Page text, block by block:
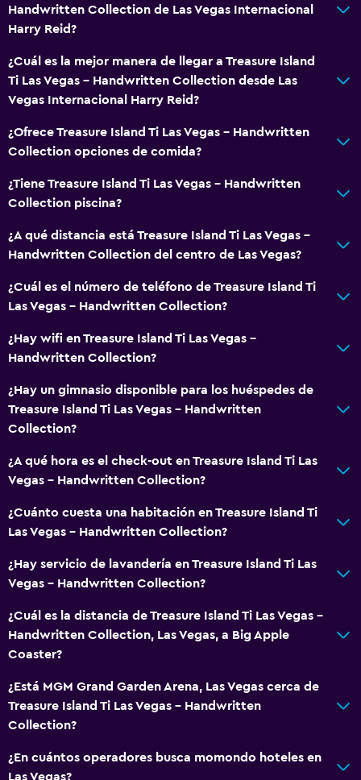
General
Habitaciones familiares
Zona de estar
Posibilidad de habitaciones conectadas
Vista a punto de interés
Teléfono
Alfombrado
Vista a la montaña
Espacio de almacenamiento
Baño
Ducha
Baño pequeño adicional
Tina de baño
Bañera de hidromasaje
Secador de pelo
Aseo
Baño privado
Servicios básicos
Wifi gratis
Artículos de aseo gratis
Calefacción
Adaptador
Aire acondicionado
Papeleras
Piscina y spa
Masajes
Handwritten Collection de Las Vegas Internacional
Harry Reid?
¿Cuál es la mejor manera de llegar a Treasure Island
Ti Las Vegas - Handwritten Collection desde Las
Vegas Internacional Harry Reid?
¿Ofrece Treasure Island Ti Las Vegas - Handwritten
Collection opciones de comida?
¿Tiene Treasure Island Ti Las Vegas - Handwritten
Collection piscina?
¿A qué distancia está Treasure Island Ti Las Vegas -
Handwritten Collection del centro de Las Vegas?
¿Cuál es el número de teléfono de Treasure Island Ti
Las Vegas - Handwritten Collection?
¿Hay wifi en Treasure Island Ti Las Vegas -
Handwritten Collection?
¿Hay un gimnasio disponible para los huéspedes de
Treasure Island Ti Las Vegas - Handwritten
Collection?
¿A qué hora es el check-out en Treasure Island Ti Las
Vegas - Handwritten Collection?
¿Cuánto cuesta una habitación en Treasure Island Ti
Las Vegas - Handwritten Collection?
¿Hay servicio de lavandería en Treasure Island Ti Las
Vegas - Handwritten Collection?
¿Cuál es la distancia de Treasure Island Ti Las Vegas -
Handwritten Collection, Las Vegas, a Big Apple
Coaster?
¿Está MGM Grand Garden Arena, Las Vegas cerca de
Treasure Island Ti Las Vegas - Handwritten
Collection?
¿En cuántos operadores busca momondo hoteles en
Las Vegas?